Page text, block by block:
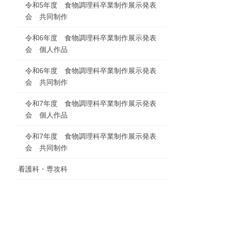
令和5年度 食物調理科卒業制作展示発表
会 共同制作
令和6年度 食物調理科卒業制作展示発表
会 個人作品
令和6年度 食物調理科卒業制作展示発表
会 共同制作
令和7年度 食物調理科卒業制作展示発表
会 個人作品
令和7年度 食物調理科卒業制作展示発表
会 共同制作
看護科・専攻科